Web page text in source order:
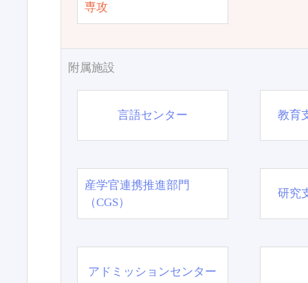
専攻
附属施設
言語センター 教育
産学官連携推進部門
（CGS）
研究
アドミッションセンター